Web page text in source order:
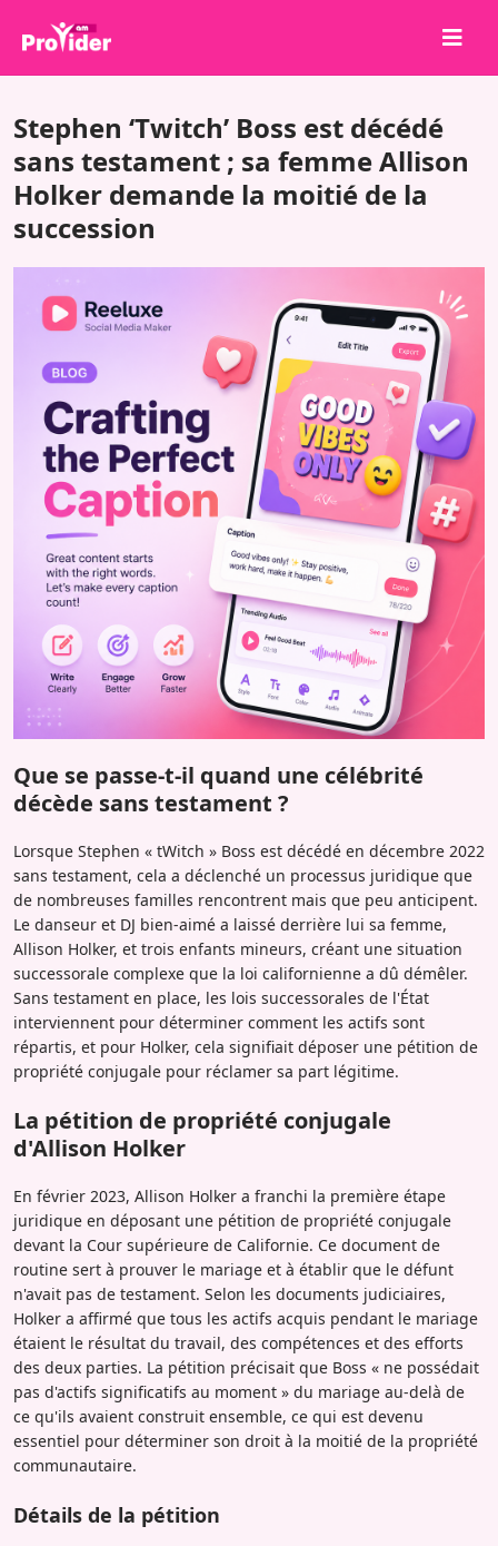
À propos de nous
Se connecter
S'inscrire
Services
API
Blog
Stephen ‘Twitch’ Boss est décédé
sans testament ; sa femme Allison
Holker demande la moitié de la
succession
Que se passe-t-il quand une célébrité
décède sans testament ?
Lorsque Stephen « tWitch » Boss est décédé en décembre 2022
sans testament, cela a déclenché un processus juridique que
de nombreuses familles rencontrent mais que peu anticipent.
Le danseur et DJ bien-aimé a laissé derrière lui sa femme,
Allison Holker, et trois enfants mineurs, créant une situation
successorale complexe que la loi californienne a dû démêler.
Sans testament en place, les lois successorales de l'État
interviennent pour déterminer comment les actifs sont
répartis, et pour Holker, cela signifiait déposer une pétition de
propriété conjugale pour réclamer sa part légitime.
La pétition de propriété conjugale
d'Allison Holker
En février 2023, Allison Holker a franchi la première étape
juridique en déposant une pétition de propriété conjugale
devant la Cour supérieure de Californie. Ce document de
routine sert à prouver le mariage et à établir que le défunt
n'avait pas de testament. Selon les documents judiciaires,
Holker a affirmé que tous les actifs acquis pendant le mariage
étaient le résultat du travail, des compétences et des efforts
des deux parties. La pétition précisait que Boss « ne possédait
pas d'actifs significatifs au moment » du mariage au-delà de
ce qu'ils avaient construit ensemble, ce qui est devenu
essentiel pour déterminer son droit à la moitié de la propriété
communautaire.
Détails de la pétition